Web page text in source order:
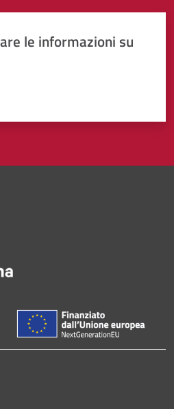
le informazioni su
stelle su 5
su 5
5